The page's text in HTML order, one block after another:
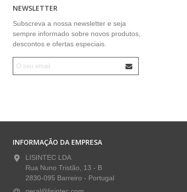
NEWSLETTER
Subscreva a nossa newsletter e seja
sempre informado sobre novos produtos,
descontos e ofertas especiais.
INFORMAÇÃO DA EMPRESA
LISINTEC LDA
Rua Nuno Tristão, 13 - B
2830-095 Barreiro - Portugal